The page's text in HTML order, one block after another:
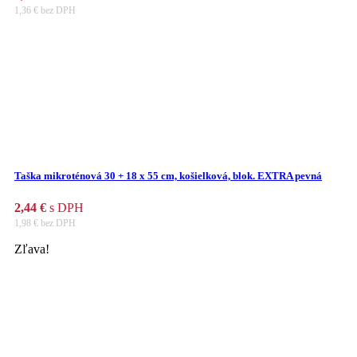
1,36 € bez DPH
Taška mikroténová 30 + 18 x 55 cm, košielková, blok. EXTRA pevná
2,44 € s DPH
1,98 € bez DPH
Zľava!